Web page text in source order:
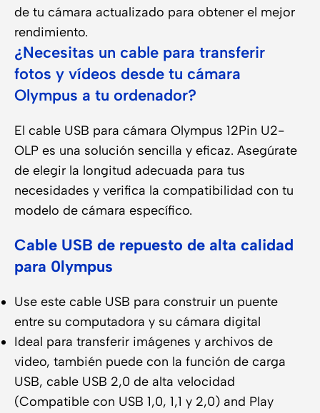
de tu cámara actualizado para obtener el mejor
rendimiento.
¿Necesitas un cable para transferir
fotos y vídeos desde tu cámara
Olympus a tu ordenador?
El cable USB para cámara Olympus 12Pin U2-
OLP es una solución sencilla y eficaz. Asegúrate
de elegir la longitud adecuada para tus
necesidades y verifica la compatibilidad con tu
modelo de cámara específico.
Cable USB de repuesto de alta calidad
para 0lympus
Use este cable USB para construir un puente
entre su computadora y su cámara digital
Ideal para transferir imágenes y archivos de
video, también puede con la función de carga
USB, cable USB 2,0 de alta velocidad
(Compatible con USB 1,0, 1,1 y 2,0) and Play